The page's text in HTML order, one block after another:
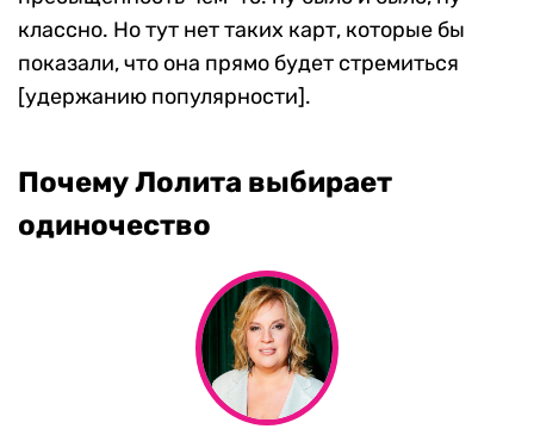
классно. Но тут нет таких карт, которые бы
показали, что она прямо будет стремиться
[удержанию популярности].
Почему Лолита выбирает
одиночество